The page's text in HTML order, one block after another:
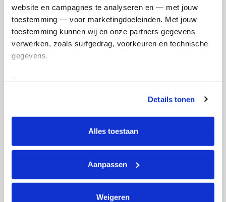
website en campagnes te analyseren en — met jouw
toestemming — voor marketingdoeleinden. Met jouw
toestemming kunnen wij en onze partners gegevens
verwerken, zoals surfgedrag, voorkeuren en technische
gegevens.
tonen. Je kunt je toestemming op elk moment wijzigen of
intrekken via Cookie instellingen onderaan de pagina. De
lijst met cookies is te vinden in het tabblad “details”.
Details tonen
Alles toestaan
Aanpassen
Weigeren
Kanker raakt ons allemaal. Jaarlijks sterven er zo'n
hiermee in Nederland doodsoorzaak nummer één.
Minder kanker, meer genezing en een betere kwaliteit
KWF Kankerbestrijding.